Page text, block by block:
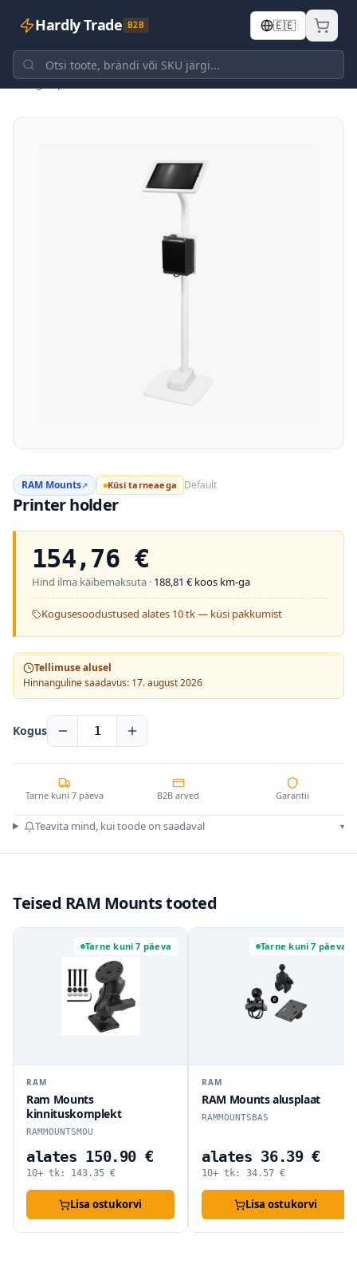
Hardly Trade B2B 🇪🇪
Tagasi poodi
RAM Mounts↗ Küsi tarneaega Default
Printer holder
154,76 €
Hind ilma käibemaksuta · 188,81 € koos km-ga
Kogusesoodustused alates 10 tk — küsi pakkumist
Tellimuse alusel
Hinnanguline saadavus: 17. august 2026
Kogus 1
Tarne kuni 7 päeva B2B arved Garantii
Teavita mind, kui toode on saadaval ▾
Teised RAM Mounts tooted
Tarne kuni 7 päeva
RAM
Ram Mounts
kinnituskomplekt
RAMMOUNTSMOU
alates 150.90 €
10+ tk: 143.35 €
Lisa ostukorvi
Tarne kuni 7 päeva
RAM
RAM Mounts alusplaat
RAMMOUNTSBAS
alates 36.39 €
10+ tk: 34.57 €
Lisa ostukorvi